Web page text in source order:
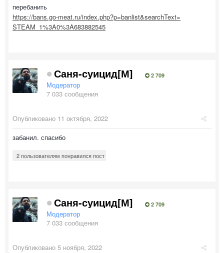
перебанить
https://bans.go-meat.ru/index.php?p=banlist&searchText=
STEAM_1%3A0%3A683882545
Саня-суицид[М] 2 709
Модератор
7 033 сообщения
Опубликовано 11 октября, 2022
забанил. спасибо
2 пользователям понравился пост
Саня-суицид[М] 2 709
Модератор
7 033 сообщения
Опубликовано 5 ноября, 2022